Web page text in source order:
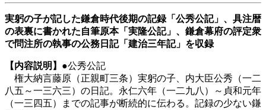
実躬の子が記した鎌倉時代後期の記録「公秀公記」、具注暦
の表裏に書かれた自筆原本「実隆公記」、鎌倉幕府の評定衆
で問注所の執事の公務日記「建治三年記」を収録
【内容説明】 ●公秀公記
権大納言藤原（正親町三条）実躬の子、内大臣公秀（一二
八五～一三六三）の日記。永仁六年（一二九八）～貞和元年
（一三四五）までの記事が断続的に伝わる。記録の少ない鎌